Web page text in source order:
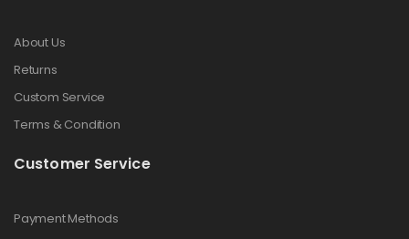
About Us
Returns
Custom Service
Terms & Condition
Customer Service
Payment Methods